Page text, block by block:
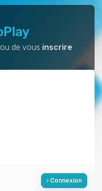
ou de vous inscrire
Connexion